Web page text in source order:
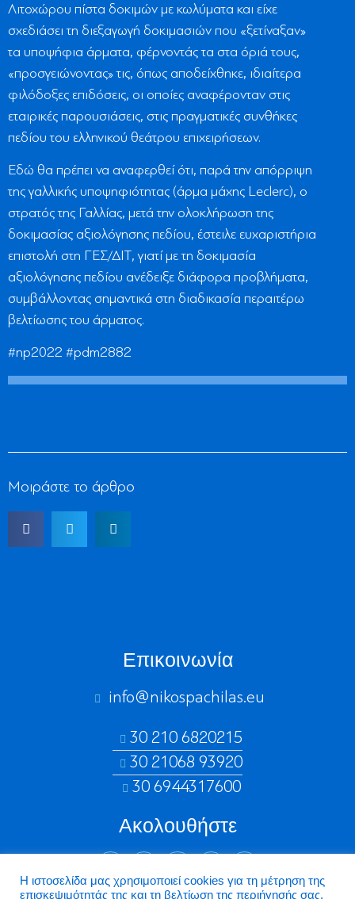
Λιτοχώρου πίστα δοκιμών με κωλύματα και είχε
σχεδιάσει τη διεξαγωγή δοκιμασιών που «ξετίναξαν»
τα υποψήφια άρματα, φέρνοντάς τα στα όριά τους,
«προσγειώνοντας» τις, όπως αποδείχθηκε, ιδιαίτερα
φιλόδοξες επιδόσεις, οι οποίες αναφέρονταν στις
εταιρικές παρουσιάσεις, στις πραγματικές συνθήκες
πεδίου του ελληνικού θεάτρου επιχειρήσεων.
Εδώ θα πρέπει να αναφερθεί ότι, παρά την απόρριψη
της γαλλικής υποψηφιότητας (άρμα μάχης Leclerc), ο
στρατός της Γαλλίας, μετά την ολοκλήρωση της
δοκιμασίας αξιολόγησης πεδίου, έστειλε ευχαριστήρια
επιστολή στη ΓΕΣ/ΔΙΤ, γιατί με τη δοκιμασία
αξιολόγησης πεδίου ανέδειξε διάφορα προβλήματα,
συμβάλλοντας σημαντικά στη διαδικασία περαιτέρω
βελτίωσης του άρματος.
#np2022 #pdm2882
Μοιράστε το άρθρο
Επικοινωνία
info@nikospachilas.eu​
Ακολουθήστε
30 210 6820215
30 21068 93920
30 6944317600
Η ιστοσελίδα μας χρησιμοποιεί cookies για τη μέτρηση της
επισκεψιμότητάς της και τη βελτίωση της περιήγησής σας.